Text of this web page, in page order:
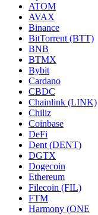
ATOM
AVAX
Binance
BitTorrent (BTT)
BNB
BTMX
Bybit
Cardano
CBDC
Chainlink (LINK)
Chiliz
Coinbase
DeFi
Dent (DENT)
DGTX
Dogecoin
Ethereum
Filecoin (FIL)
FTM
Harmony (ONE